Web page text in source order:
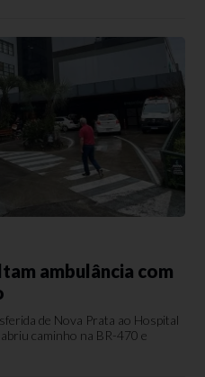
ambulância com
de Nova Prata ao Hospital
caminho na BR-470 e